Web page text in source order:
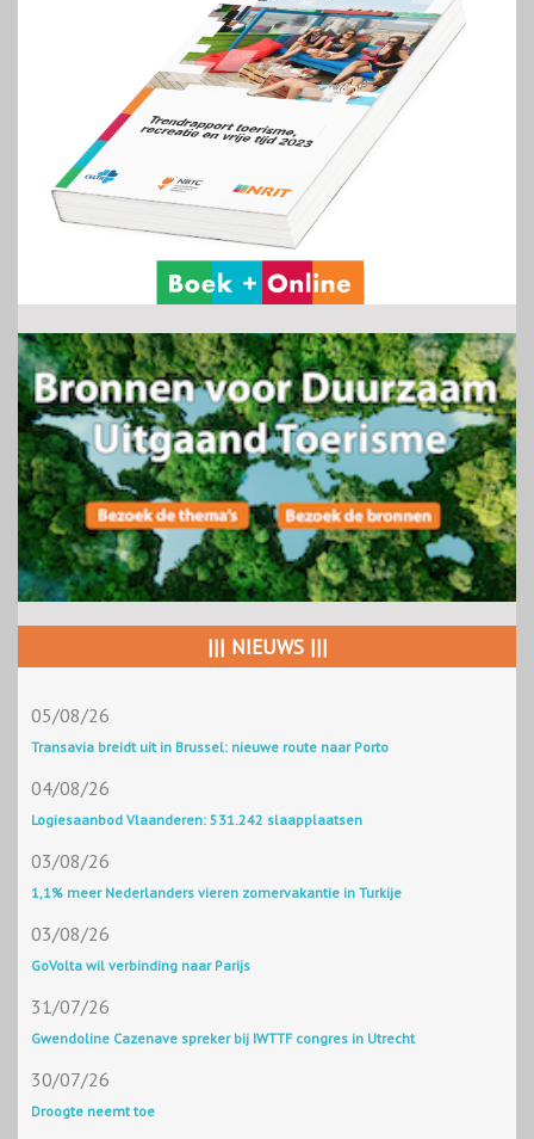
||| NIEUWS |||
05/08/26
Transavia breidt uit in Brussel: nieuwe route naar Porto
04/08/26
Logiesaanbod Vlaanderen: 531.242 slaapplaatsen
03/08/26
1,1% meer Nederlanders vieren zomervakantie in Turkije
03/08/26
GoVolta wil verbinding naar Parijs
31/07/26
Gwendoline Cazenave spreker bij IWTTF congres in Utrecht
30/07/26
Droogte neemt toe